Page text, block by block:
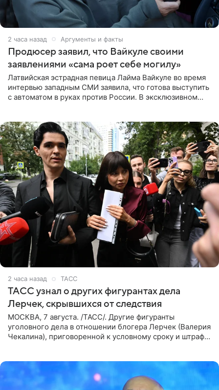
2 часа назад Аргументы и факты
Продюсер заявил, что Вайкуле своими
заявлениями «сама роет себе могилу»
Латвийская эстрадная певица Лайма Вайкуле во время
интервью западным СМИ заявила, что готова выступить
с автоматом в руках против России. В эксклюзивном
2 часа назад ТАСС
ТАСС узнал о других фигурантах дела
Лерчек, скрывшихся от следствия
МОСКВА, 7 августа. /ТАСС/. Другие фигуранты
уголовного дела в отношении блогера Лерчек (Валерия
Чекалина), приговоренной к условному сроку и штрафу,